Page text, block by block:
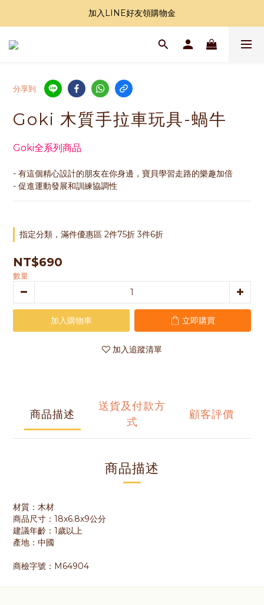
加入LINE好友領購物金
加入LINE好友領購物金
全站滿1000免運
分享到
Goki 木質手拉車玩具-蝸牛
Goki全系列商品
- 有這個精心設計的朋友在你身邊，寶貝學習走路的樂趣加倍
- 促進運動發展和訓練協調性
指定分類，滿件優惠區 2件75折 3件6折
NT$690
數量
加入購物車 立即購買
加入追蹤清單
商品描述
送貨及付款方
式
顧客評價
商品描述
材質：木材
商品尺寸：18x6.8x9公分
建議年齡：1歲以上
產地：中國
商檢字號：M64904